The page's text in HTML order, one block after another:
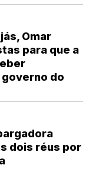
Omar
para que a
do
dois réus por